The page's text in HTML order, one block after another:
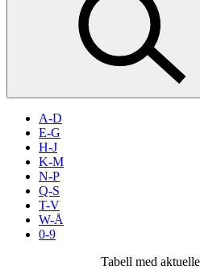
Aktiviteter
Merker
Inspirasjon
Søk
A-D
E-G
H-J
K-M
N-P
Q-S
T-V
W-Å
0-9
Tabell med